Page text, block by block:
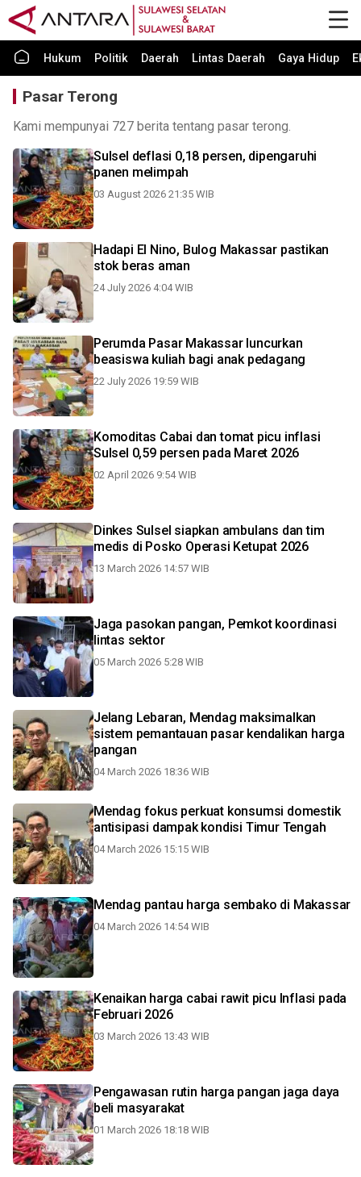
Hukum Politik Daerah Lintas Daerah Gaya Hidup
Pasar Terong
Kami mempunyai 727 berita tentang pasar terong.
Sulsel deflasi 0,18 persen, dipengaruhi
panen melimpah
03 August 2026 21:35 WIB
Hadapi El Nino, Bulog Makassar pastikan
stok beras aman
24 July 2026 4:04 WIB
Perumda Pasar Makassar luncurkan
beasiswa kuliah bagi anak pedagang
22 July 2026 19:59 WIB
Komoditas Cabai dan tomat picu inflasi
Sulsel 0,59 persen pada Maret 2026
02 April 2026 9:54 WIB
Dinkes Sulsel siapkan ambulans dan tim
medis di Posko Operasi Ketupat 2026
13 March 2026 14:57 WIB
Jaga pasokan pangan, Pemkot koordinasi
lintas sektor
05 March 2026 5:28 WIB
Jelang Lebaran, Mendag maksimalkan
sistem pemantauan pasar kendalikan harga
pangan
04 March 2026 18:36 WIB
Mendag fokus perkuat konsumsi domestik
antisipasi dampak kondisi Timur Tengah
04 March 2026 15:15 WIB
Mendag pantau harga sembako di Makassar
04 March 2026 14:54 WIB
Kenaikan harga cabai rawit picu Inflasi pada
Februari 2026
03 March 2026 13:43 WIB
Pengawasan rutin harga pangan jaga daya
beli masyarakat
01 March 2026 18:18 WIB